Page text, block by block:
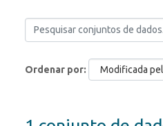
Ordenar por